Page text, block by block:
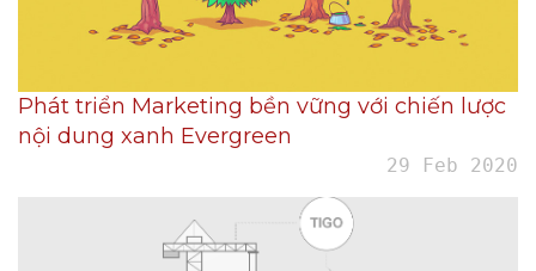
Phát triển Marketing bền vững với chiến lược
nội dung xanh Evergreen
29 Feb 2020